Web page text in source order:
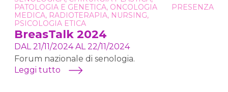
PATOLOGIA E GENETICA, ONCOLOGIA
MEDICA, RADIOTERAPIA, NURSING,
PSICOLOGIA ETICA
PRESENZA
BreasTalk 2024
DAL 21/11/2024 AL 22/11/2024
Forum nazionale di senologia.
Leggi tutto